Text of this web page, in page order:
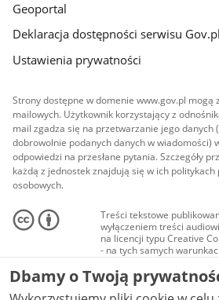
Geoportal
Deklaracja dostępności serwisu Gov.pl
Ustawienia prywatności
Strony dostępne w domenie www.gov.pl mogą
mailowych. Użytkownik korzystający z
mail zgadza się na przetwarzanie jego danych
dobrowolnie podanych danych w wiadomości)
odpowiedzi na przesłane pytania. Szczegóły
każdą z jednostek znajdują się w ich
osobowych.
Treści tekstowe
wyłączeniem treści
na licencji typu Creative
- na tych samych
Materiały audiowizualne,
audio i wideo, są
Creative Commons:
niekomercyjne - bez
Dbamy o Twoją